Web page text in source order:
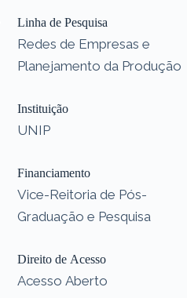
Linha de Pesquisa
Redes de Empresas e
Planejamento da Produção
Instituição
UNIP
Financiamento
Vice-Reitoria de Pós-
Graduação e Pesquisa
Direito de Acesso
Acesso Aberto